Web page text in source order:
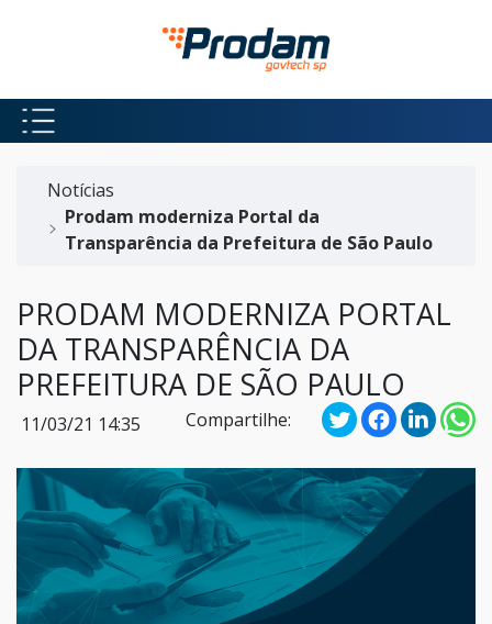
Pular para o Conteúdo principal
Notícias
Prodam moderniza Portal da
Transparência da Prefeitura de São Paulo
PRODAM MODERNIZA PORTAL
DA TRANSPARÊNCIA DA
PREFEITURA DE SÃO PAULO
11/03/21 14:35 Compartilhe: